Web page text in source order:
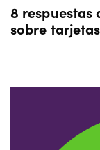
8 respuestas
sobre